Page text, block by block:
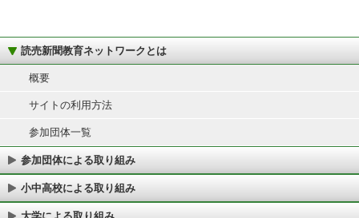
読売新聞教育ネットワークとは
概要
サイトの利用方法
参加団体一覧
参加団体による取り組み
小中高校による取り組み